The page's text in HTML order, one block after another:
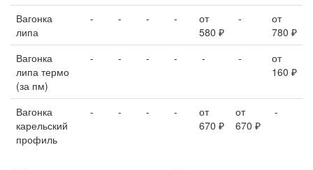
Вагонка
липа
- - - -
от
580 ₽
-
от
780 ₽
Вагонка
липа термо
(за пм)
- - - - - -
от
160 ₽
Вагонка
карельский
профиль
- - - -
от
670 ₽
от
670 ₽
-